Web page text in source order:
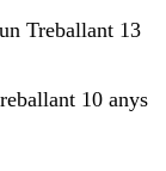
Treballant 13
10 anys